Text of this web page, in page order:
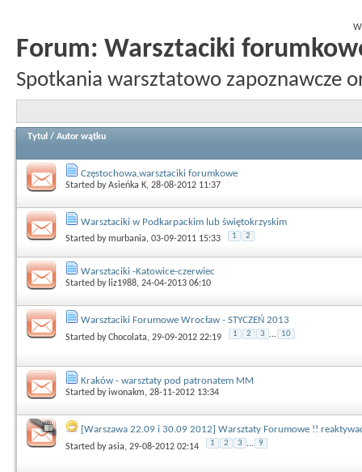
Forum: Warsztaciki
Spotkania warsztatowo zapoznawcze
Tytuł / Autor wątku
Częstochowa,warsztaciki forumkowe
Started byAsieńka K, 28-08-2012 11:37
Warsztaciki w Podkarpackim lub świętokrzyskim
Started bymurbania, 03-09-2011 15:33 1 2
Warsztaciki -Katowice-czerwiec
Started by liz1988, 24-04-2013 06:10
Warsztaciki Forumowe Wrocław - STYCZEŃ 2013
Started byChocolata, 29-09-2012 22:19 1 2 3 ... 10
Kraków - warsztaty pod patronatem MM
Started byiwonakm, 28-11-2012 13:34
[Warszawa 22.09 i 30.09 2012] Warsztaty Forumowe !!
Started byasia, 29-08-2012 02:14 1 2 3 ... 9